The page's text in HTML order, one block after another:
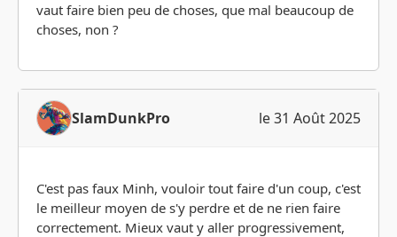
vaut faire bien peu de choses, que mal beaucoup de
choses, non ?
SlamDunkPro le 31 Août 2025
C'est pas faux Minh, vouloir tout faire d'un coup, c'est
le meilleur moyen de s'y perdre et de ne rien faire
correctement. Mieux vaut y aller progressivement,